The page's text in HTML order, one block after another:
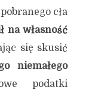
cła
na własność
się skusić
niemałego
podatki